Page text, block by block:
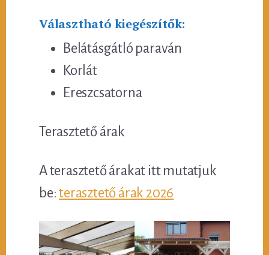
Választható kiegészítők:
Belátásgátló paraván
Korlát
Ereszcsatorna
Terasztető árak
A terasztető árakat itt mutatjuk
be:terasztető árak 2026